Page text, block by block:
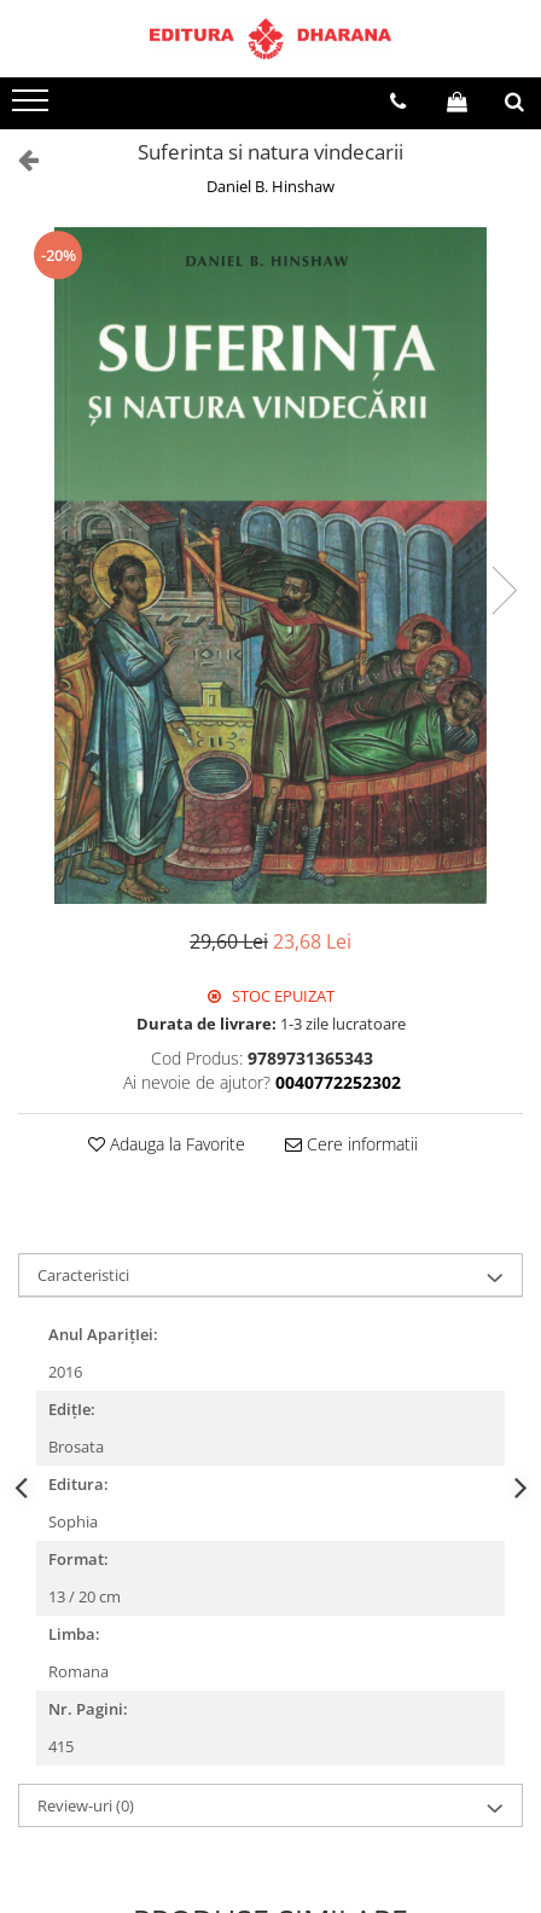
Toate Produsele
CARTI EDITURA DHARANA
OFERTE LA PACHET
Terapii
Dietoterapie
Spiritualitate
Business, Economie
Filosofie
Istorie
Literatura
Psihologie
Sanatate
Sociologie
Stiinta
Suferinta si natura vindecarii
Daniel B. Hinshaw
-20%
29,60 Lei23,68 Lei
STOC EPUIZAT
Durata de livrare: 1-3 zile lucratoare
Cod Produs: 9789731365343
Ai nevoie de ajutor? 0040772252302
Adauga la Favorite Cere informatii
Caracteristici
Anul AparițIei:
2016
EdițIe:
Brosata
Editura:
Sophia
Format:
13 / 20 cm
Limba:
Romana
Nr. Pagini:
415
Review-uri(0)